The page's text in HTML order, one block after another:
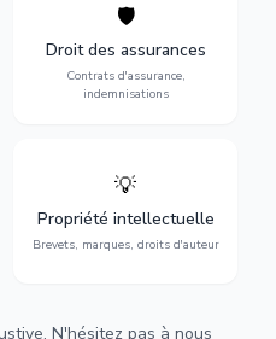
🛡️
Droit des assurances
Contrats d'assurance,
indemnisations
Défense de vos intérêts :
contrats d'assurance,
sinistres et indemnisations
optimales.
💡
Propriété intellectuelle
Brevets, marques, droits d'auteur
Protection de vos créations
d'auteur et lutte contre la
contrefaçon.
N'hésitez pas à nous